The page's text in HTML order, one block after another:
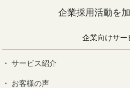
企業採用活動を
企業向けサー
サービス紹介
お客様の声